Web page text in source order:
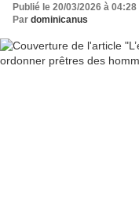
Publié le 20/03/2026 à 04:28
Par dominicanus